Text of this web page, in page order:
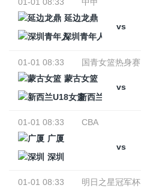
01-01 08:33
中甲
延边龙鼎
vs
深圳青年人
01-01 08:33
国青女篮热身赛
蒙古女篮
vs
新西兰U18女篮
01-01 08:33
CBA
广厦
vs
深圳
01-01 08:33
明日之星冠军杯